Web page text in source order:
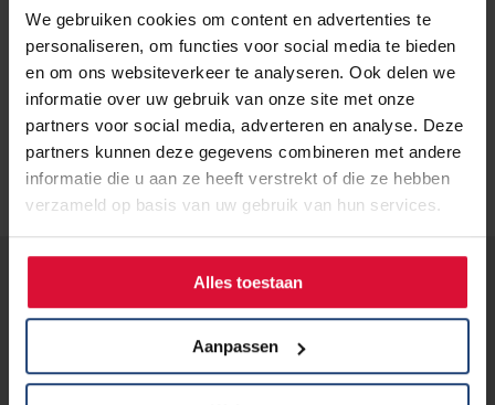
We gebruiken cookies om content en advertenties te
personaliseren, om functies voor social media te bieden
en om ons websiteverkeer te analyseren. Ook delen we
informatie over uw gebruik van onze site met onze
partners voor social media, adverteren en analyse. Deze
partners kunnen deze gegevens combineren met andere
informatie die u aan ze heeft verstrekt of die ze hebben
verzameld op basis van uw gebruik van hun services.
Alles toestaan
Aanpassen
Ribbon Tour